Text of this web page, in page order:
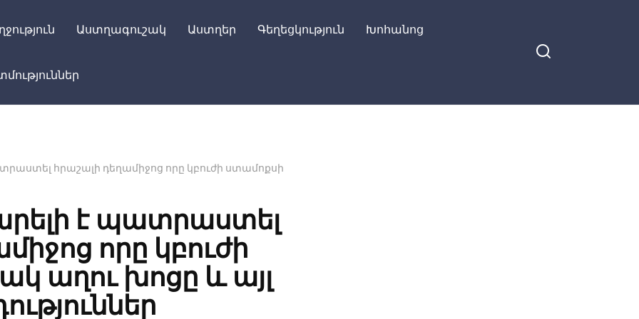
Աստղագուշակ Աստղեր Գեղեցկություն Խոհանոց
հրաշալի դեղամիջոց որը կբուժի ստամոքսի
է պատրաստել
որը կբուժի
աղու խոցը և այլ